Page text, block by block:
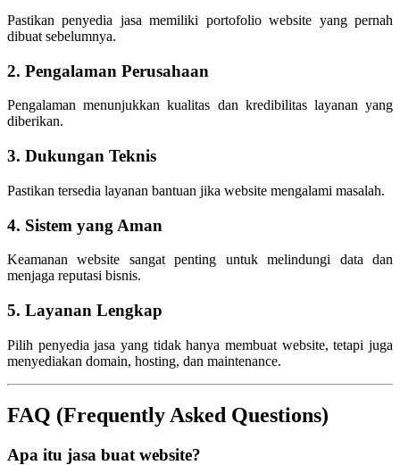
Pastikan penyedia jasa memiliki portofolio website yang pernah
dibuat sebelumnya.
2. Pengalaman Perusahaan
Pengalaman menunjukkan kualitas dan kredibilitas layanan yang
diberikan.
3. Dukungan Teknis
Pastikan tersedia layanan bantuan jika website mengalami masalah.
4. Sistem yang Aman
Keamanan website sangat penting untuk melindungi data dan
menjaga reputasi bisnis.
5. Layanan Lengkap
Pilih penyedia jasa yang tidak hanya membuat website, tetapi juga
menyediakan domain, hosting, dan maintenance.
FAQ (Frequently Asked Questions)
Apa itu jasa buat website?